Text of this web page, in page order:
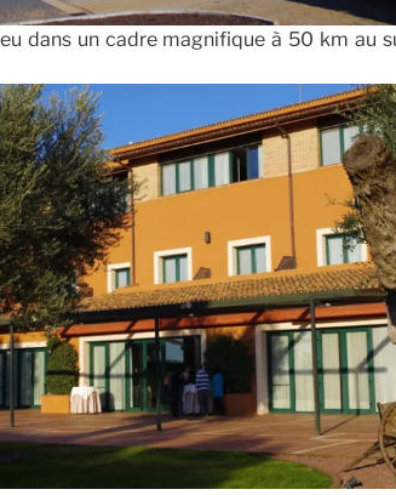
dans un cadre magnifique à 50 km au